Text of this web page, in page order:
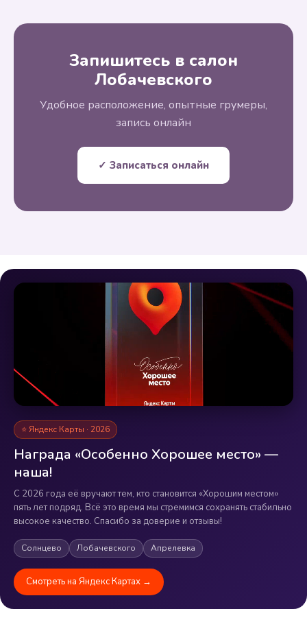
Запишитесь в салон
Лобачевского
Удобное расположение, опытные грумеры,
запись онлайн
✓ Записаться онлайн
⭐ Яндекс Карты · 2026
Награда «Особенно Хорошее место» —
наша!
С 2026 года её вручают тем, кто становится «Хорошим местом»
пять лет подряд. Всё это время мы стремимся сохранять стабильно
высокое качество. Спасибо за доверие и отзывы!
Солнцево Лобачевского Апрелевка
Смотреть на Яндекс Картах →